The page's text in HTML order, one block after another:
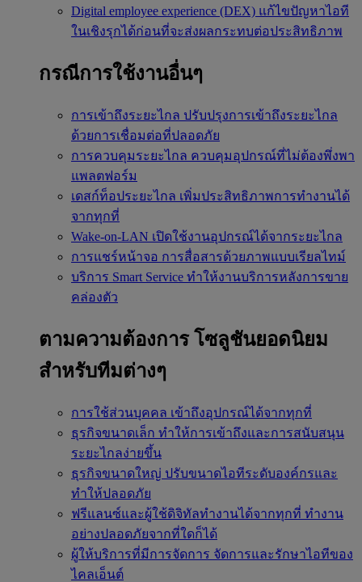
Digital employee experience (DEX) แก้ไขปัญหาไอที
ในเชิงรุกได้ก่อนที่จะส่งผลกระทบต่อประสิทธิภาพ
กรณีการใช้งานอื่นๆ
การเข้าถึงระยะไกล ปรับปรุงการเข้าถึงระยะไกล
ด้วยการเชื่อมต่อที่ปลอดภัย
การควบคุมระยะไกล ควบคุมอุปกรณ์ที่ไม่ต้องพึ่งพา
แพลตฟอร์ม
เดสก์ท็อประยะไกล เพิ่มประสิทธิภาพการทำงานได้
จากทุกที่
Wake-on-LAN เปิดใช้งานอุปกรณ์ได้จากระยะไกล
การแชร์หน้าจอ การสื่อสารด้วยภาพแบบเรียลไทม์
บริการ Smart Service ทำให้งานบริการหลังการขาย
คล่องตัว
ตามความต้องการ โซลูชันยอดนิยม
สำหรับทีมต่างๆ
การใช้ส่วนบุคคล เข้าถึงอุปกรณ์ได้จากทุกที่
ธุรกิจขนาดเล็ก ทำให้การเข้าถึงและการสนับสนุน
ระยะไกลง่ายขึ้น
ธุรกิจขนาดใหญ่ ปรับขนาดไอทีระดับองค์กรและ
ทำให้ปลอดภัย
ฟรีแลนซ์และผู้ใช้ดิจิทัลทำงานได้จากทุกที่ ทำงาน
อย่างปลอดภัยจากที่ใดก็ได้
ผู้ให้บริการที่มีการจัดการ จัดการและรักษาไอทีของ
ไคลเอ็นต์